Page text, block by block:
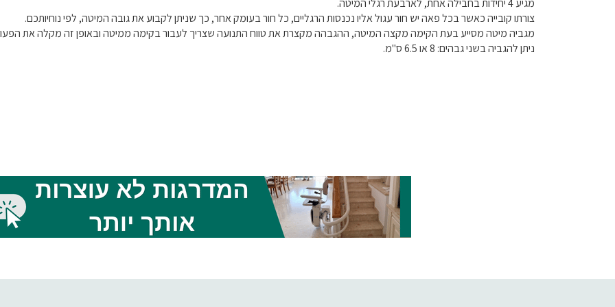
מגיע 4 יחידות בחבילה אחת, לארבעת רגלי המיטה.
צורתו קובייה כאשר בכל פאה יש חור עגול אליו נכנסות הרגליים, כל חור בעומק אחר, כך שניתן לקבוע את גובה המיטה, לפי נוחיותכם.
מגביה מיטה מסייע בעת הקימה מקצה המיטה, ההגבהה מקצרת את טווח התנועה שצריך לעבור בקימה ממיטה ובאופן זה מקלה את
ניתן להגביה בשני גבהים: 8 או 6.5 ס"מ.